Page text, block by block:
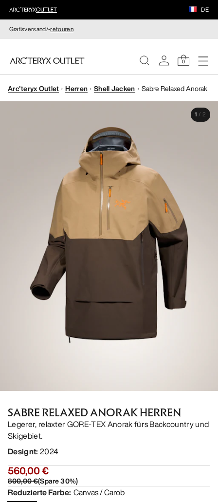
DE
Gratisversand/-retouren
0
DAMEN
Arc'teryx Outlet Herren Shell Jacken Sabre Relaxed Anorak
1 / 2
SABRE RELAXED ANORAK HERREN
Legerer, relaxter GORE-TEX Anorak fürs Backcountry und
Skigebiet.
Designt: 2024
560,00 €
800,00 €(Spare30%)
Reduzierte Farbe: Canvas / Carob